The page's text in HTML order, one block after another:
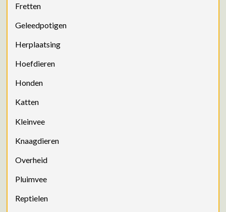
Fretten
Geleedpotigen
Herplaatsing
Hoefdieren
Honden
Katten
Kleinvee
Knaagdieren
Overheid
Pluimvee
Reptielen